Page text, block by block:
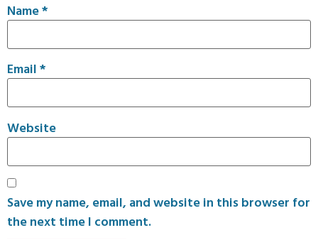
Name*
Email*
Website
Save my name, email, and website in this browser for
the next time I comment.